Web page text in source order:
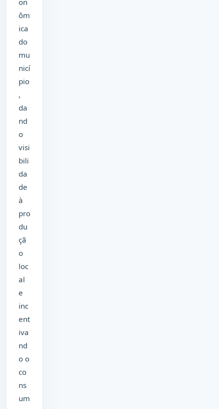
ôm
ica
do
mu
nicí
pio
,
da
nd
o
visi
bili
da
de
à
pro
du
çã
o
loc
al
e
inc
ent
iva
nd
o o
co
ns
um